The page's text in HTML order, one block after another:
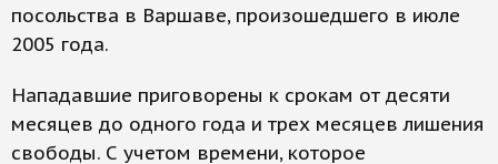
посольства в Варшаве, произошедшего в июле
2005 года.
Нападавшие приговорены к срокам от десяти
месяцев до одного года и трех месяцев лишения
свободы. С учетом времени, которое